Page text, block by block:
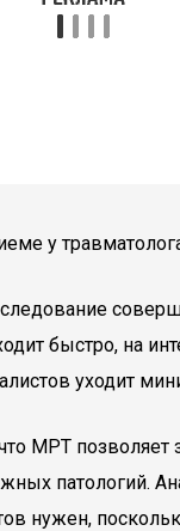
быстро, на
уходит
МРТ позволяет
патологий.
нужен,